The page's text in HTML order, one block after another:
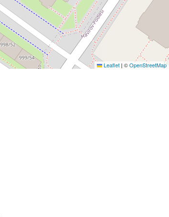
Leaflet | ©OpenStreetMap